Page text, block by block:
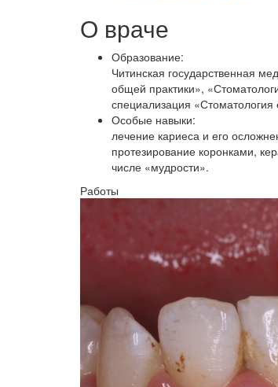
О враче
Образование:
Читинская государственная
общей практики»,
специализация
Особые навыки:
лечение кариеса и его
протезирование коронками,
числе «мудрости».
Работы